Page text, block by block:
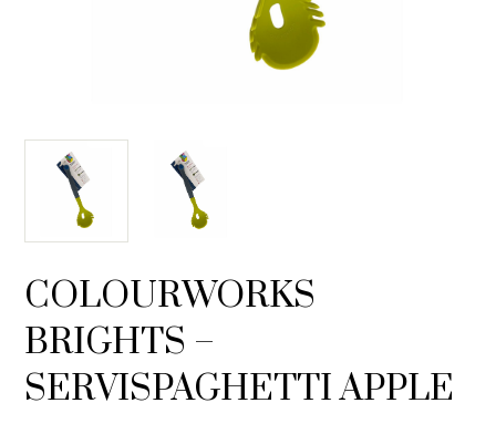
COLOURWORKS
BRIGHTS –
SERVISPAGHETTI APPLE